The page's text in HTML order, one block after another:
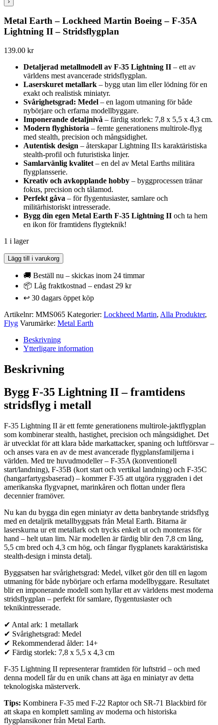
Metal Earth – Lockheed Martin Boeing – F-35A
Lightning II – Stridsflygplan
139.00 kr
Detaljerad metallmodell av F-35 Lightning II – ett av
världens mest avancerade stridsflygplan.
Laserskuret metallark – bygg utan lim eller lödning för en
exakt och realistisk miniatyr.
Svårighetsgrad: Medel – en lagom utmaning för både
nybörjare och erfarna modellbyggare.
Imponerande detaljnivå – färdig storlek: 7,8 x 5,5 x 4,3 cm.
Modern flyghistoria – femte generationens multirole-flyg
med stealth, precision och mångsidighet.
Autentisk design – återskapar Lightning II:s karaktäristiska
stealth-profil och futuristiska linjer.
Samlarvänlig kvalitet – en del av Metal Earths militära
flygplansserie.
Kreativ och avkopplande hobby – byggprocessen tränar
fokus, precision och tålamod.
Perfekt gåva – för flygentusiaster, samlare och
militärhistoriskt intresserade.
Bygg din egen Metal Earth F-35 Lightning II och ta hem
en ikon för framtidens flygteknik!
1 i lager
Metal
Earth
Lockheed
Boeing
F-
35A
Lightning
mängd
Lägg till i varukorg
🚚 Beställ nu – skickas inom 24 timmar
📦 Låg fraktkostnad – endast 29 kr
↩️ 30 dagars öppet köp
Artikelnr: MMS065 Kategorier: Lockheed Martin, Alla Produkter,
Flyg Varumärke: Metal Earth
Beskrivning
Ytterligare information
Beskrivning
Bygg F-35 Lightning II – framtidens
stridsflyg i metall
F-35 Lightning II är ett femte generationens multirole-jaktflygplan
som kombinerar stealth, hastighet, precision och mångsidighet. Det
är utvecklat för att klara både markattacker, spaning och luftförsvar –
och anses vara en av de mest avancerade flygplansfamiljerna i
världen. Med tre huvudmodeller – F-35A (konventionell
start/landning), F-35B (kort start och vertikal landning) och F-35C
(hangarfartygsbaserad) – kommer F-35 att utgöra ryggraden i det
amerikanska flygvapnet, marinkåren och flottan under flera
decennier framöver.
Nu kan du bygga din egen miniatyr av detta banbrytande stridsflyg
med en detaljrik metallbyggsats från Metal Earth. Bitarna är
laserskurna ur ett metallark och trycks enkelt ut och monteras för
hand – helt utan lim. När modellen är färdig blir den 7,8 cm lång,
5,5 cm bred och 4,3 cm hög, och fångar flygplanets karaktäristiska
stealth-design i minsta detalj.
Byggsatsen har svårighetsgrad: Medel, vilket gör den till en lagom
utmaning för både nybörjare och erfarna modellbyggare. Resultatet
blir en imponerande modell som hyllar ett av världens mest moderna
stridsflygplan – perfekt för samlare, flygentusiaster och
teknikintresserade.
✔ Antal ark: 1 metallark
✔ Svårighetsgrad: Medel
✔ Rekommenderad ålder: 14+
✔ Färdig storlek: 7,8 x 5,5 x 4,3 cm
F-35 Lightning II representerar framtiden för luftstrid – och med
denna modell får du en unik chans att äga en miniatyr av detta
teknologiska mästerverk.
Tips: Kombinera F-35 med F-22 Raptor och SR-71 Blackbird för
att skapa en komplett samling av moderna och historiska
flygplansikoner från Metal Earth.